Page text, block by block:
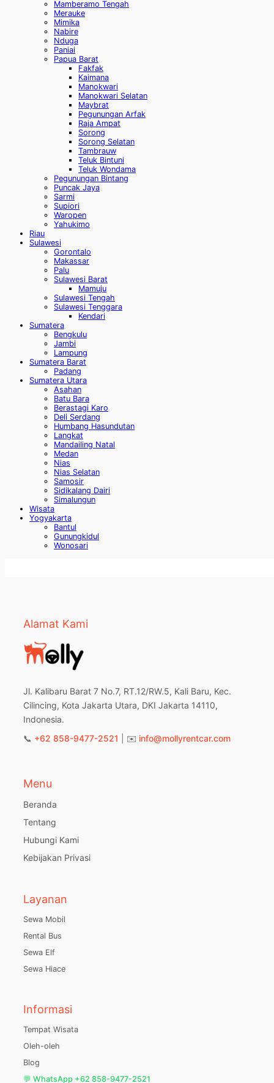
Mamberamo Tengah
Merauke
Mimika
Nabire
Nduga
Paniai
Papua Barat
Fakfak
Kaimana
Manokwari
Manokwari Selatan
Maybrat
Pegunungan Arfak
Raja Ampat
Sorong
Sorong Selatan
Tambrauw
Teluk Bintuni
Teluk Wondama
Pegunungan Bintang
Puncak Jaya
Sarmi
Supiori
Waropen
Yahukimo
Riau
Sulawesi
Gorontalo
Makassar
Palu
Sulawesi Barat
Mamuju
Sulawesi Tengah
Sulawesi Tenggara
Kendari
Sumatera
Bengkulu
Jambi
Lampung
Sumatera Barat
Padang
Sumatera Utara
Asahan
Batu Bara
Berastagi Karo
Deli Serdang
Humbang Hasundutan
Langkat
Mandailing Natal
Medan
Nias
Nias Selatan
Samosir
Sidikalang Dairi
Simalungun
Wisata
Yogyakarta
Bantul
Gunungkidul
Wonosari
Alamat Kami
Jl. Kalibaru Barat 7 No.7, RT.12/RW.5, Kali Baru, Kec.
Cilincing, Kota Jakarta Utara, DKI Jakarta 14110,
Indonesia.
📞 +62 858-9477-2521 | ✉️ info@mollyrentcar.com
Menu
Beranda
Tentang
Hubungi Kami
Kebijakan Privasi
Layanan
Sewa Mobil
Rental Bus
Sewa Elf
Sewa Hiace
Informasi
Tempat Wisata
Oleh-oleh
Blog
💬 WhatsApp +62 858-9477-2521